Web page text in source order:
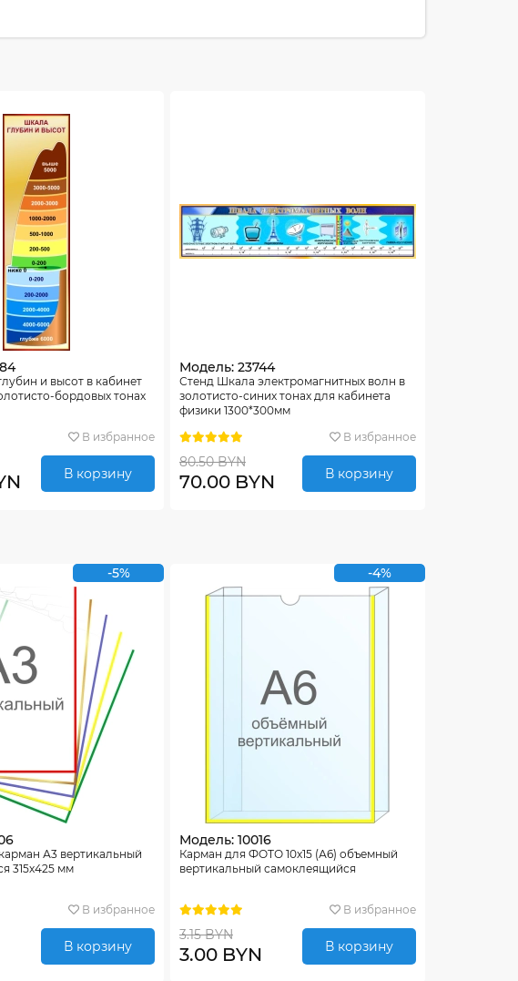
и высот в кабинет
бордовых тонах
В избранное
В корзину
Модель: 23744
Стенд Шкала электромагнитных волн в
золотисто-синих тонах для кабинета
физики 1300*300мм
В избранное
80.50 BYN
70.00 BYN В корзину
-5%
А3 вертикальный
315х425 мм
В избранное
В корзину
-4%
Модель: 10016
Карман для ФОТО 10х15 (А6) объемный
вертикальный самоклеящийся
В избранное
3.15 BYN
3.00 BYN В корзину